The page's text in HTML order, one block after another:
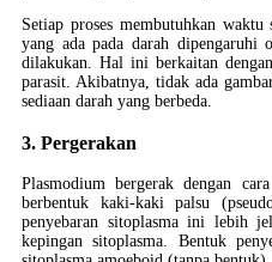
Setiap proses membutuhkan
yang ada pada darah dipengaruhi
dilakukan. Hal ini berkaitan
parasit. Akibatnya, tidak ada
sediaan darah yang berbeda.
3. Pergerakan
Plasmodium bergerak dengan
berbentuk kaki-kaki palsu
penyebaran sitoplasma ini lebih
kepingan sitoplasma. Bentuk